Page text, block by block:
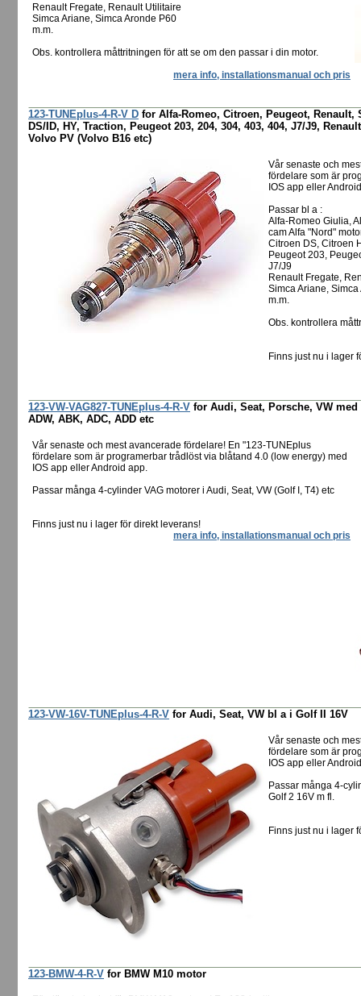
Renault Fregate, Renault Utilitaire
Simca Ariane, Simca Aronde P60
m.m.
Obs. kontrollera måttritningen för att se om den passar i din motor.
mera info, installationsmanual och pris
123-TUNEplus-4-R-V D for Alfa-Romeo, Citroen, Peugeot,
DS/ID, HY, Traction, Peugeot 203, 204, 304, 403, 404, J7/J9,
Volvo PV (Volvo B16 etc)
Vår senaste och
fördelare som är
IOS app eller
Passar bl a :
Alfa-Romeo Giulia,
cam Alfa "Nord"
Citroen DS, Citroen
Peugeot 203,
J7/J9
Renault Fregate,
Simca Ariane,
m.m.
Obs. kontrollera
Finns just nu i lager
123-VW-VAG827-TUNEplus-4-R-V for Audi, Seat, Porsche, VW
ADW, ABK, ADC, ADD etc
Vår senaste och mest avancerade fördelare! En "123-TUNEplus
fördelare som är programerbar trådlöst via blåtand 4.0 (low energy) med
IOS app eller Android app.
Passar många 4-cylinder VAG motorer i Audi, Seat, VW (Golf I, T4) etc
Finns just nu i lager för direkt leverans!
mera info, installationsmanual och pris
123-VW-16V-TUNEplus-4-R-V for Audi, Seat, VW bl a i Golf II 16V
Vår senaste och
fördelare som är
IOS app eller
Passar många 4-
Golf 2 16V m fl.
Finns just nu i lager
123-BMW-4-R-V for BMW M10 motor